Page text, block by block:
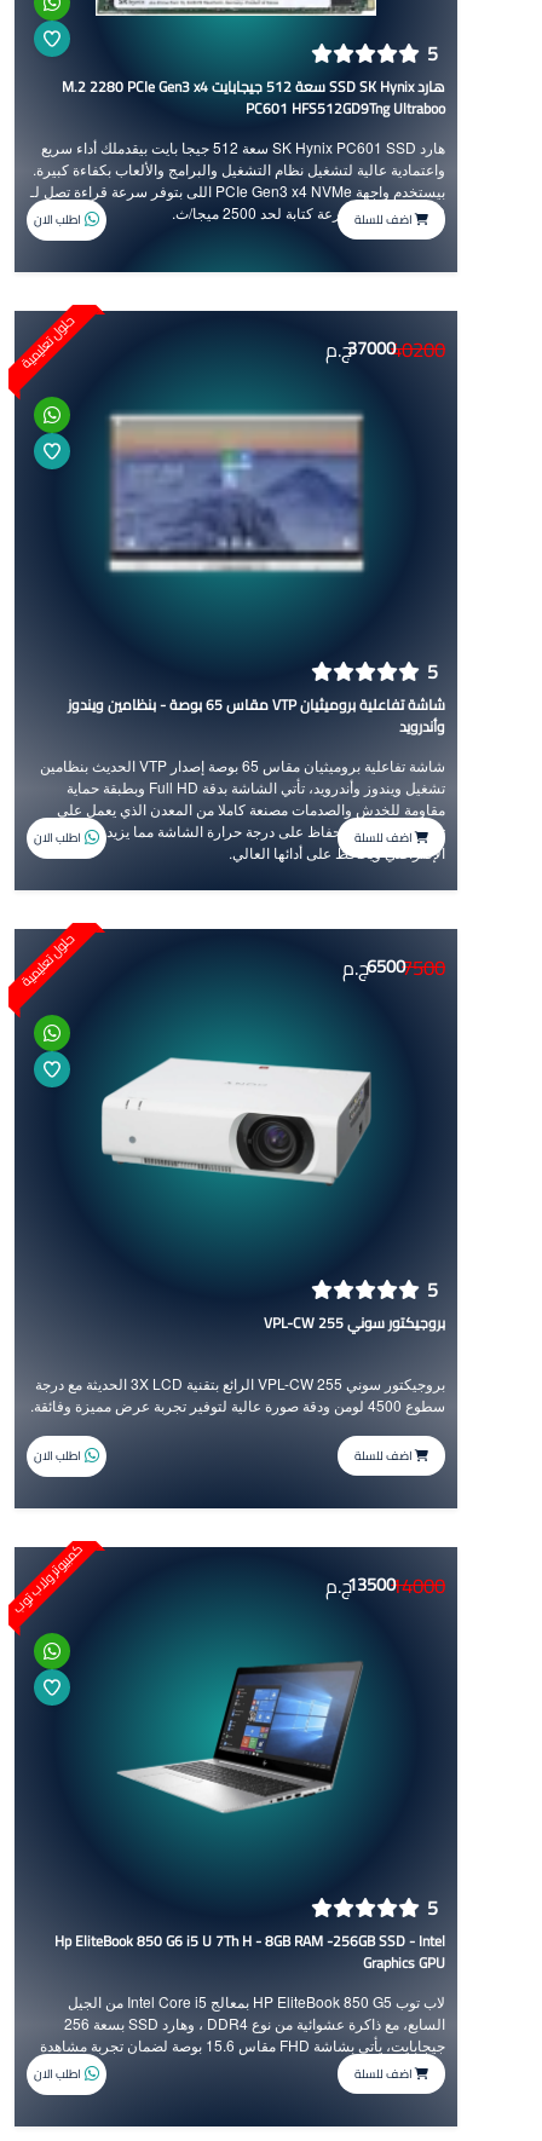
5
هارد SSD SK Hynix سعة 512 جيجابايت M.2 2280 PCIe Gen3 x4
PC601 HFS512GD9Tng Ultraboo
هارد SK Hynix PC601 SSD سعة 512 جيجا بايت بيقدملك أداء سريع
واعتمادية عالية لتشغيل نظام التشغيل والبرامج والألعاب بكفاءة كبيرة.
بيستخدم واجهة PCIe Gen3 x4 NVMe اللى بتوفر سرعة قراءة تصل لـ
3400 ميجا/ث وسرعة كتابة لحد 2500 ميجا/ث.اضف للسلة اطلب الان
حلول تعليمية
5
شاشة تفاعلية بروميثيان VTP مقاس 65 بوصة - بنظامين ويندوز
وأندرويد
شاشة تفاعلية بروميثيان مقاس 65 بوصة إصدار VTP الحديث بنظامين
تشغيل ويندوز وأندرويد، تأتي الشاشة بدقة Full HD وبطبقة حماية
مقاومة للخدش والصدمات مصنعة كاملا من المعدن الذي يعمل على
تشتيت الحرارة للحفاظ على درجة حرارة الشاشة مما يزيد من عمرها
الإفتراضي ويحافظ على أدائها العالي.
40200
37000ج.م
اضف للسلة اطلب الان
حلول تعليمية
5
بروجيكتور سوني VPL-CW 255
بروجيكتور سوني VPL-CW 255 الرائع بتقنية 3X LCD الحديثة مع درجة
سطوع 4500 لومن ودقة صورة عالية لتوفير تجربة عرض مميزة وفائقة.
7500
6500ج.م
اضف للسلة اطلب الان
كمبيوتر ولاب توب
5
Hp EliteBook 850 G6 i5 U 7Th H - 8GB RAM -256GB SSD - Intel
Graphics GPU
لاب توب HP EliteBook 850 G5 بمعالج Intel Core i5 من الجيل
السابع، مع ذاكرة عشوائية من نوع DDR4 ، وهارد SSD بسعة 256
جيجابايت، يأتي بشاشة FHD مقاس 15.6 بوصة لضمان تجربة مشاهدة
عملية وواضحة.
14000
13500ج.م
اضف للسلة اطلب الان